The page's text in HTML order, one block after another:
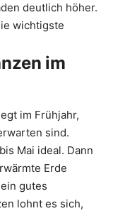
deutlich höher.
wichtigste
im
im Frühjahr,
sind.
Mai ideal. Dann
Erde
gutes
lohnt es sich,